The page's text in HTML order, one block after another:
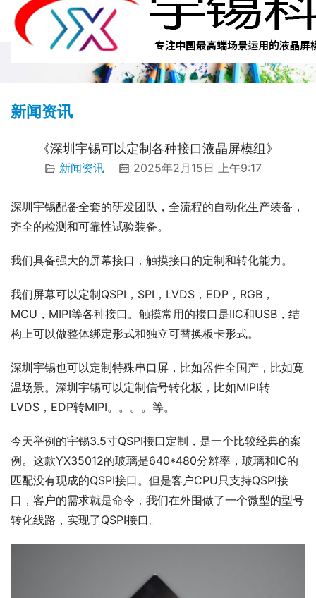
新闻资讯
《深圳宇锡可以定制各种接口液晶屏模组》
新闻资讯 2025年2月15日 上午9:17
深圳宇锡配备全套的研发团队，全流程的自动化生产装备，
齐全的检测和可靠性试验装备。
我们具备强大的屏幕接口，触摸接口的定制和转化能力。
我们屏幕可以定制QSPI，SPI，LVDS，EDP，RGB，
MCU，MIPI等各种接口。触摸常用的接口是IIC和USB，结
构上可以做整体绑定形式和独立可替换板卡形式。
深圳宇锡也可以定制特殊串口屏，比如器件全国产，比如寛
温场景。深圳宇锡可以定制信号转化板，比如MIPI转
LVDS，EDP转MIPI。。。。等。
今天举例的宇锡3.5寸QSPI接口定制，是一个比较经典的案
例。这款YX35012的玻璃是640*480分辨率，玻璃和IC的
匹配没有现成的QSPI接口。但是客户CPU只支持QSPI接
口，客户的需求就是命令，我们在外围做了一个微型的型号
转化线路，实现了QSPI接口。